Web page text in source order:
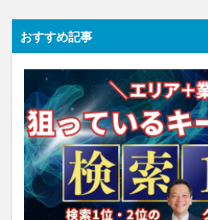
おすすめ記事